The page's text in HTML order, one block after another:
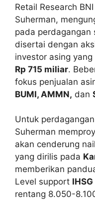
Retail Research
Suherman,
pada
disertai dengan
investor asing
Rp 715 miliar.
fokus penjualan
BUMI, AMMN, dan
Untuk perdagangan
Suherman
akan cenderung
yang dirilis pada
memberikan
Level support IHSG
rentang 8.050-